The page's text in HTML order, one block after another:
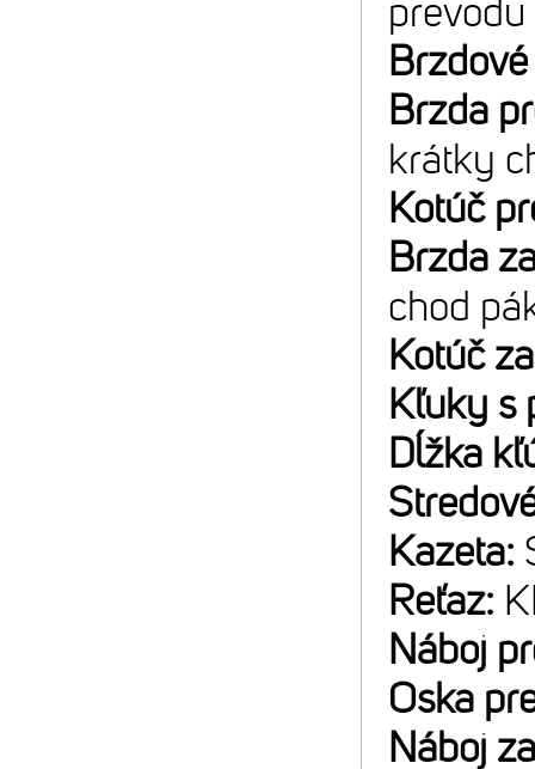
prevodu
Brzda
krátky
Kotúč
Brzda
chod
Kotúč
Kľuky s
Dĺžka
Kazeta:
Reťaz:
Náboj
Oska
Náboj